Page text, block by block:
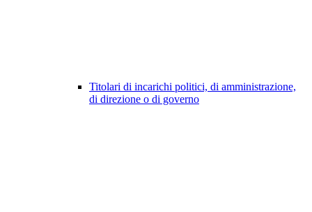
Titolari di incarichi politici, di amministrazione,
di direzione o di governo